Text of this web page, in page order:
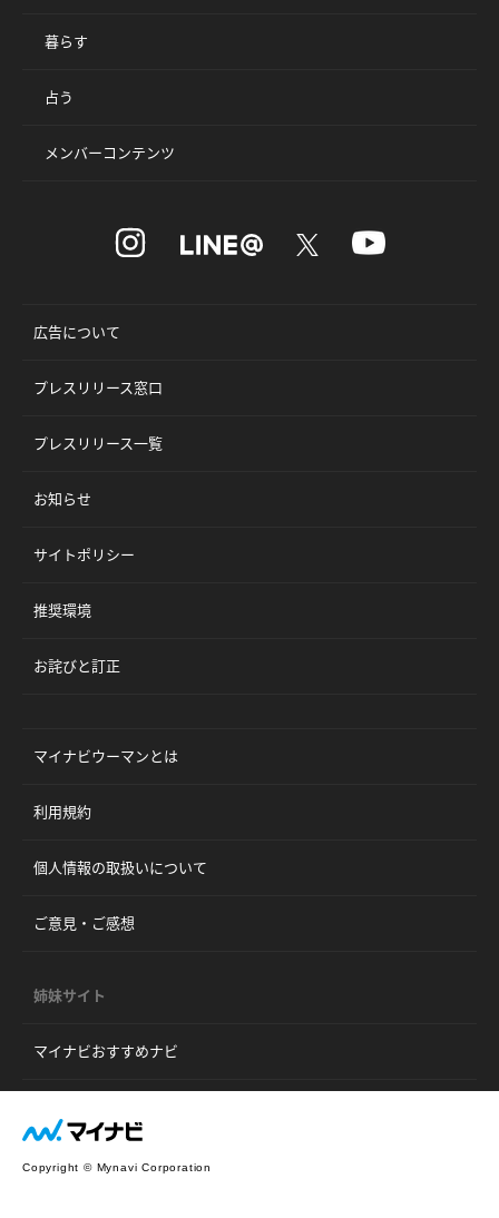
暮らす
占う
メンバーコンテンツ
広告について
プレスリリース窓口
プレスリリース一覧
お知らせ
サイトポリシー
推奨環境
お詫びと訂正
マイナビウーマンとは
利用規約
個人情報の取扱いについて
ご意見・ご感想
姉妹サイト
マイナビおすすめナビ
Copyright © Mynavi Corporation